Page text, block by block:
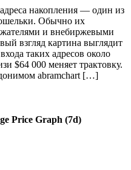
накопления — один из
Обычно их
и внебиржевыми
взгляд картина выглядит
таких адресов около
$64 000 меняет трактовку.
abramchart […]
Price Graph (7d)